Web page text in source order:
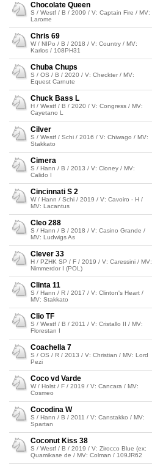
Chocolate Queen
S / Westf / B / 2009 / V: Captain Fire / MV:
Larome
Chris 69
W / NIPo / B / 2018 / V: Country / MV:
Karlos / 108PH31
Chuba Chups
S / OS / B / 2020 / V: Checkter / MV:
Equest Carnute
Chuck Bass L
H / Westf / B / 2020 / V: Congress / MV:
Cayetano L
Cilver
S / Westf / Schi / 2016 / V: Chiwago / MV:
Stakkato
Cimera
S / Hann / B / 2013 / V: Cloney / MV:
Calido I
Cincinnati S 2
W / Hann / Schi / 2019 / V: Cavoiro - H /
MV: Lacantus
Cleo 288
S / Hann / B / 2018 / V: Casino Grande /
MV: Ludwigs As
Clever 33
H / PZHK SP / F / 2019 / V: Caressini / MV:
Nimmerdor I (POL)
Clinta 11
S / Hann / R / 2017 / V: Clinton's Heart /
MV: Stakkato
Clio TF
S / Westf / B / 2011 / V: Cristallo II / MV:
Florestan I
Coachella 7
S / OS / R / 2013 / V: Christian / MV: Lord
Pezi
Coco vd Varde
W / Holst / F / 2019 / V: Cancara / MV:
Cosmeo
Cocodina W
S / Hann / B / 2011 / V: Canstakko / MV:
Spartan
Coconut Kiss 38
S / Westf / B / 2019 / V: Zirocco Blue (ex:
Quamikase de / MV: Colman / 109JR62